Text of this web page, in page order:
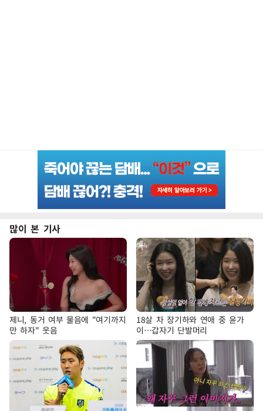
많이 본 기사
제니, 동거 여부 물음에 "여기까지
만 하자" 웃음
18살 차 장기하와 연애 중 윤가
이…갑자기 단발머리